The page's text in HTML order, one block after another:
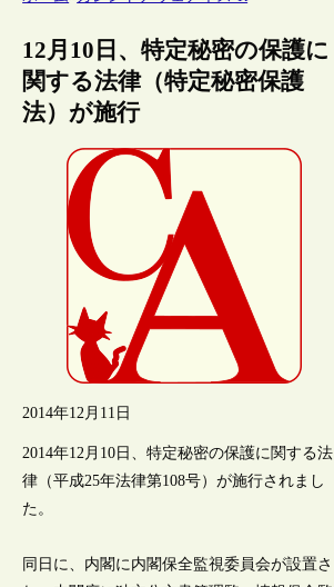
12月10日、特定秘密の保護に
関する法律（特定秘密保護
法）が施行
2014年12月11日
2014年12月10日、特定秘密の保護に関する法
律（平成25年法律第108号）が施行されまし
た。
同日に、内閣に内閣保全監視委員会が設置さ